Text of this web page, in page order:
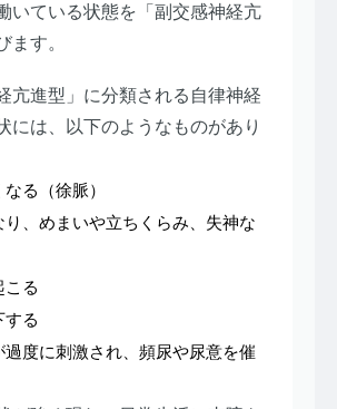
いている状態を「副交感神経亢
ます。
亢進型」に分類される自律神経
には、以下のようなものがあり
る（徐脈）
り、めまいや立ちくらみ、失神な
こる
する
過度に刺激され、頻尿や尿意を催